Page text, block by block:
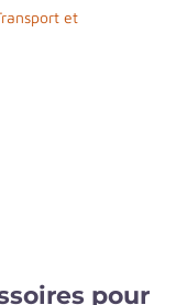
et
pour